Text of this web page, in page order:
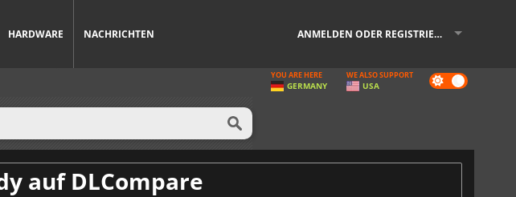
HARDWARE NACHRICHTEN ANMELDEN ODER REGISTRIEREN
Dark
mode
YOU ARE HERE
GERMANY
WE ALSO SUPPORT
USA
auf DLCompare